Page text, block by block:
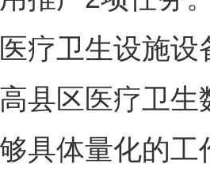
疗卫生设施
县区医疗卫
具体量化的